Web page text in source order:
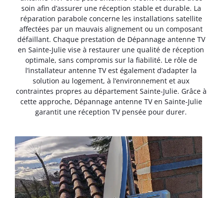
soin afin d’assurer une réception stable et durable. La
réparation parabole concerne les installations satellite
affectées par un mauvais alignement ou un composant
défaillant. Chaque prestation de Dépannage antenne TV
en Sainte-Julie vise à restaurer une qualité de réception
optimale, sans compromis sur la fiabilité. Le rôle de
l’installateur antenne TV est également d’adapter la
solution au logement, à l’environnement et aux
contraintes propres au département Sainte-Julie. Grâce à
cette approche, Dépannage antenne TV en Sainte-Julie
garantit une réception TV pensée pour durer.